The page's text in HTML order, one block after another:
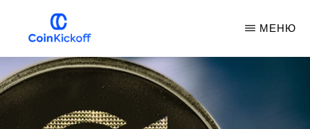
основному
содержанию
БРОСОК
МОНЕТЫ
МЕНЮ